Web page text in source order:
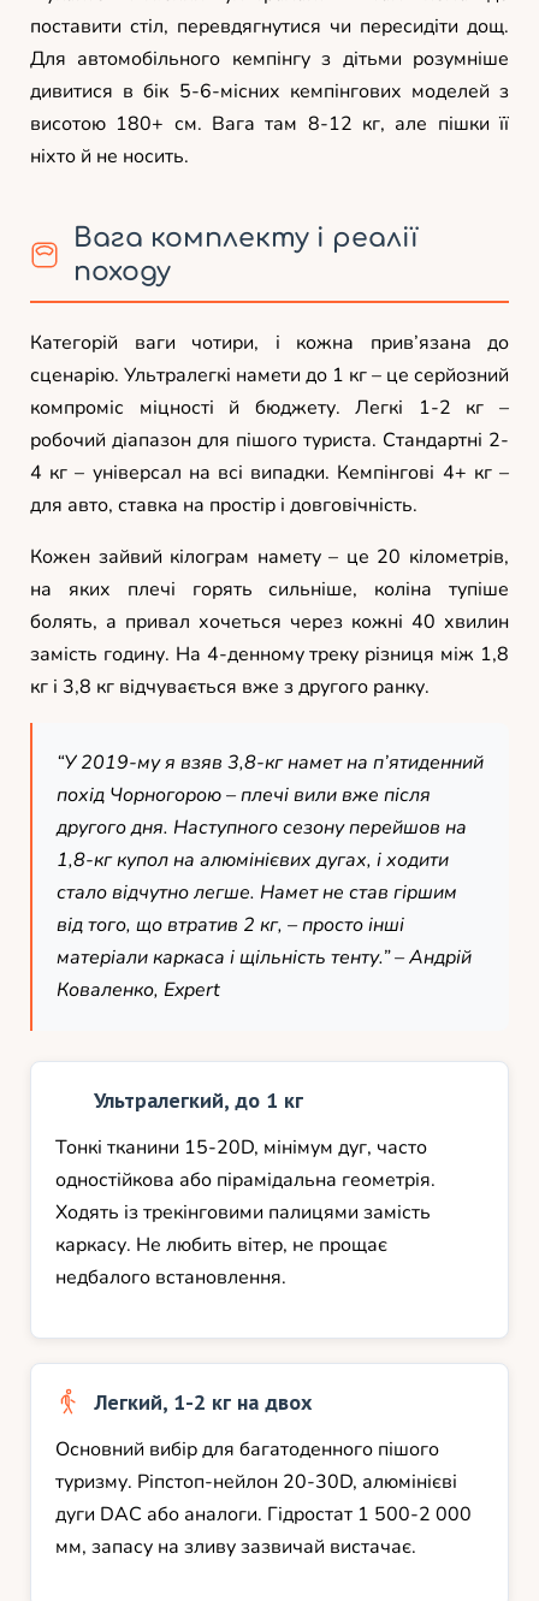
поставити стіл, перевдягнутися чи пересидіти дощ.
Для автомобільного кемпінгу з дітьми розумніше
дивитися в бік 5-6-місних кемпінгових моделей з
висотою 180+ см. Вага там 8-12 кг, але пішки її
ніхто й не носить.
Вага комплекту і реалії
походу
Категорій ваги чотири, і кожна прив’язана до
сценарію. Ультралегкі намети до 1 кг – це серйозний
компроміс міцності й бюджету. Легкі 1-2 кг –
робочий діапазон для пішого туриста. Стандартні 2-
4 кг – універсал на всі випадки. Кемпінгові 4+ кг –
для авто, ставка на простір і довговічність.
Кожен зайвий кілограм намету – це 20 кілометрів,
на яких плечі горять сильніше, коліна тупіше
болять, а привал хочеться через кожні 40 хвилин
замість годину. На 4-денному треку різниця між 1,8
кг і 3,8 кг відчувається вже з другого ранку.
“У 2019-му я взяв 3,8-кг намет на п’ятиденний
похід Чорногорою – плечі вили вже після
другого дня. Наступного сезону перейшов на
1,8-кг купол на алюмінієвих дугах, і ходити
стало відчутно легше. Намет не став гіршим
від того, що втратив 2 кг, – просто інші
матеріали каркаса і щільність тенту.” – Андрій
Коваленко, Expert
Ультралегкий, до 1 кг
Тонкі тканини 15-20D, мінімум дуг, часто
одностійкова або пірамідальна геометрія.
Ходять із трекінговими палицями замість
каркасу. Не любить вітер, не прощає
недбалого встановлення.
Легкий, 1-2 кг на двох
Основний вибір для багатоденного пішого
туризму. Ріпстоп-нейлон 20-30D, алюмінієві
дуги DAC або аналоги. Гідростат 1 500-2 000
мм, запасу на зливу зазвичай вистачає.